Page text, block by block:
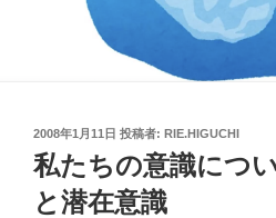
投
稿
日:
2008年1月11日 投稿者: RIE.HIGUCHI
私たちの意識につ
と潜在意識